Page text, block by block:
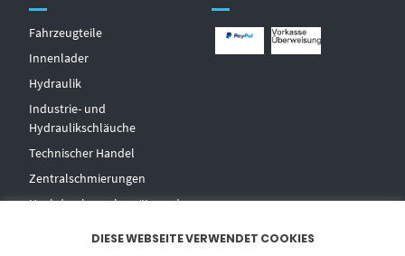
Fahrzeugteile
Innenlader
Hydraulik
Industrie- und
Hydraulikschläuche
Technischer Handel
Zentralschmierungen
Hochdruckwaschgeräte und
DIESE WEBSEITE VERWENDET COOKIES